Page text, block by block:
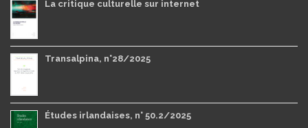
La critique culturelle sur internet
Transalpina, n°28/2025
Études irlandaises, n° 50.2/2025